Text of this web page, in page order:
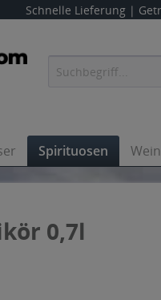
Schnelle Lieferung |
Spirituosen Wein
0,7l